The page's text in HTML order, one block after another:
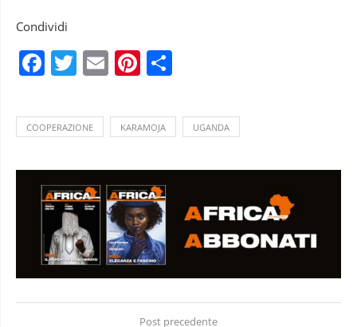
Condividi
Facebook
Twitter
EmailPinterest
COOPERAZIONE KARAMOJA UGANDA
Post precedente